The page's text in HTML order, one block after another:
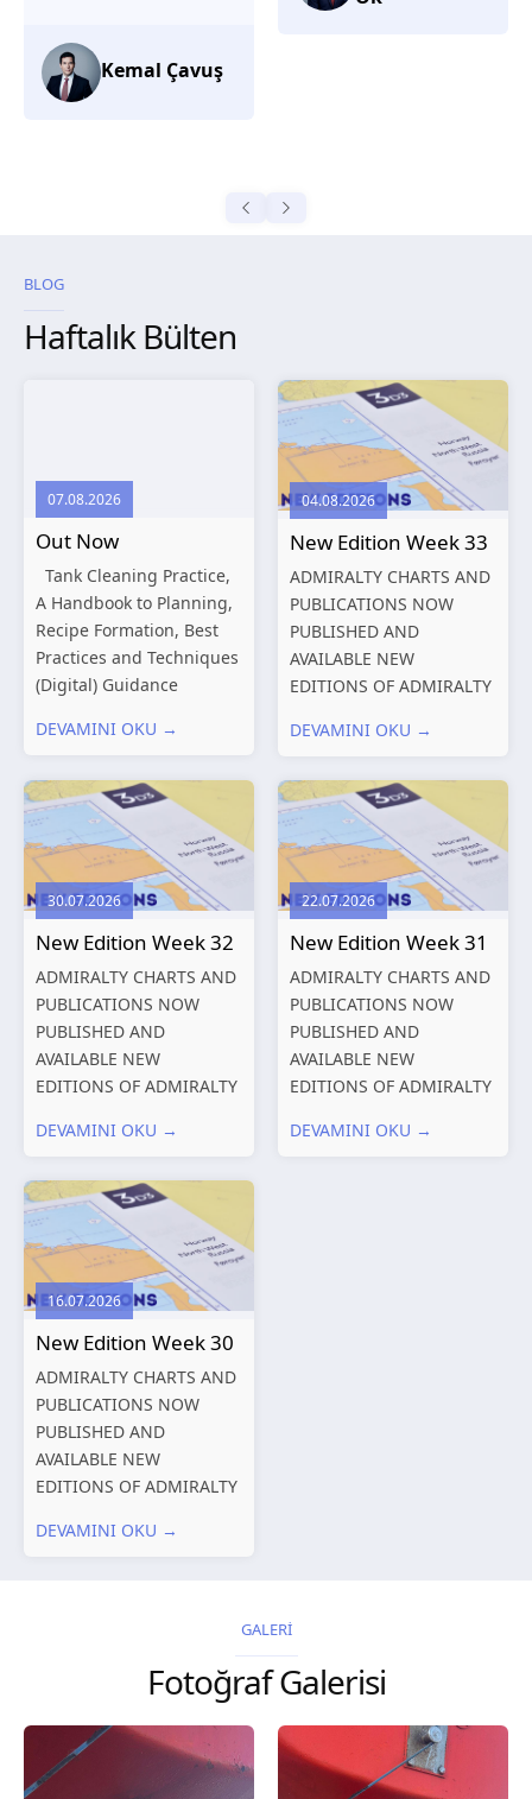
BLOG
Haftalık Bülten
07.08.2026
Out Now
Tank Cleaning Practice,
A Handbook to Planning,
Recipe Formation, Best
Practices and Techniques
(Digital) Guidance
Structures – Consolidated
Shipping and the
Environment – A Guide to
Environmental
Compliance...
DEVAMINI OKU →
04.08.2026
New Edition Week 33
ADMIRALTY CHARTS AND
PUBLICATIONS NOW
PUBLISHED AND
AVAILABLE NEW
EDITIONS OF ADMIRALTY
PUBLICATIONS New
Charts published 13
August 2026 Chart
Title, limits
and other remarks
319
International chart
DEVAMINI OKU →
30.07.2026
New Edition Week 32
ADMIRALTY CHARTS AND
PUBLICATIONS NOW
PUBLISHED AND
AVAILABLE NEW
EDITIONS OF ADMIRALTY
PUBLICATIONS New
Charts published 06
August 2026 Chart Title,
limits and other remarks
1602 China – Chang...
DEVAMINI OKU →
22.07.2026
New Edition Week 31
ADMIRALTY CHARTS AND
PUBLICATIONS NOW
PUBLISHED AND
AVAILABLE NEW
EDITIONS OF ADMIRALTY
PUBLICATIONS New
DEVAMINI OKU →
16.07.2026
New Edition Week 30
ADMIRALTY CHARTS AND
PUBLICATIONS NOW
PUBLISHED AND
AVAILABLE NEW
EDITIONS OF ADMIRALTY
PUBLICATIONS New
remarks 67 Gulf of...
DEVAMINI OKU →
GALERİ
Fotoğraf Galerisi